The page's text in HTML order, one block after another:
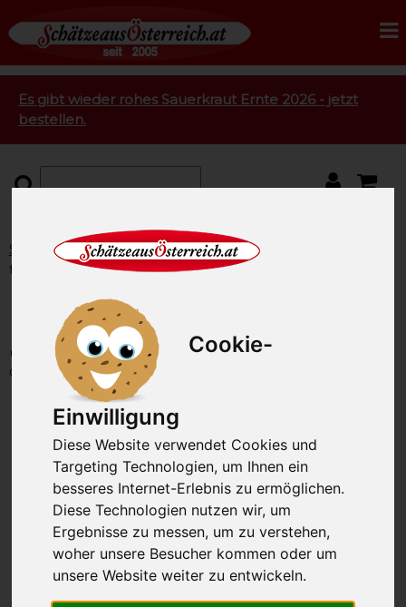
Cookie-
Einwilligung
Diese Website verwendet Cookies und
Targeting Technologien, um Ihnen ein
besseres Internet-Erlebnis zu ermöglichen.
Diese Technologien nutzen wir, um
Ergebnisse zu messen, um zu verstehen,
woher unsere Besucher kommen oder um
unsere Website weiter zu entwickeln.
Es gibt wieder rohes Sauerkraut Ernte 2026 - jetzt
bestellen.
Startseite Feinkost Reis vom Bauernhof
fein 500g
Reisgrieß fein 500g
unsere Artikel-Nummer: SAO2698
Gewicht: 500g